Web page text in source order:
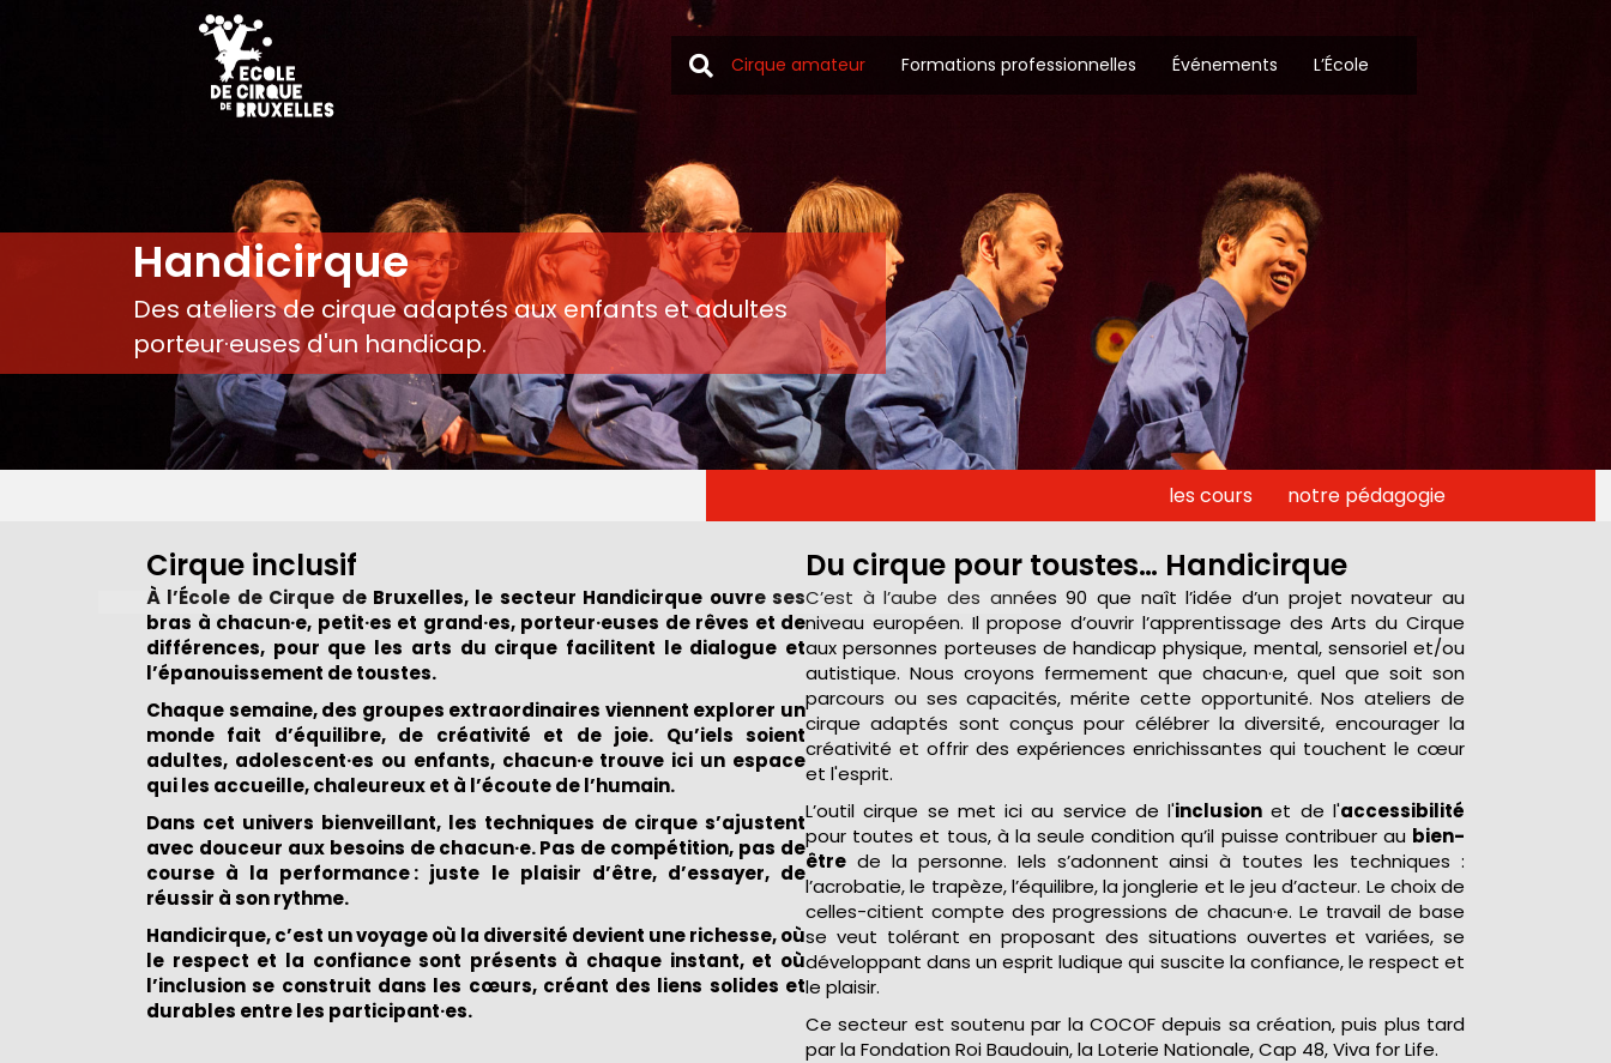
Cirque amateur Formations professionnelles Événements L’École
Handicirque
Des ateliers de cirque adaptés aux enfants et adultes
porteur·euses d'un handicap.
les cours notre pédagogie
Cirque inclusif
À l’École de Cirque de Bruxelles, le secteur Handicirque ouvre ses
bras à chacun·e, petit·es et grand·es, porteur·euses de rêves et de
différences, pour que les arts du cirque facilitent le dialogue et
l’épanouissement de toustes.
Chaque semaine, des groupes extraordinaires viennent explorer un
monde fait d’équilibre, de créativité et de joie. Qu’iels soient
adultes, adolescent·es ou enfants, chacun·e trouve ici un espace
qui les accueille, chaleureux et à l’écoute de l’humain.
Dans cet univers bienveillant, les techniques de cirque s’ajustent
avec douceur aux besoins de chacun·e. Pas de compétition, pas de
course à la performance : juste le plaisir d’être, d’essayer, de
réussir à son rythme.
Handicirque, c’est un voyage où la diversité devient une richesse, où
le respect et la confiance sont présents à chaque instant, et où
l’inclusion se construit dans les cœurs, créant des liens solides et
durables entre les participant·es.
Du cirque pour toustes… Handicirque
C’est à l’aube des années 90 que naît l’idée d’un projet novateur au
niveau européen. Il propose d’ouvrir l’apprentissage des Arts du Cirque
aux personnes porteuses de handicap physique, mental, sensoriel et/ou
autistique. Nous croyons fermement que chacun·e, quel que soit son
parcours ou ses capacités, mérite cette opportunité. Nos ateliers de
cirque adaptés sont conçus pour célébrer la diversité, encourager la
créativité et offrir des expériences enrichissantes qui touchent le cœur
et l'esprit.
L’outil cirque se met ici au service de l'inclusion et de l'accessibilité
pour toutes et tous, à la seule condition qu’il puisse contribuer au bien-
être de la personne. Iels s’adonnent ainsi à toutes les techniques :
l’acrobatie, le trapèze, l’équilibre, la jonglerie et le jeu d’acteur. Le choix de
celles-citient compte des progressions de chacun·e. Le travail de base
se veut tolérant en proposant des situations ouvertes et variées, se
développant dans un esprit ludique qui suscite la confiance, le respect et
le plaisir.
Ce secteur est soutenu par la COCOF depuis sa création, puis plus tard
par la Fondation Roi Baudouin, la Loterie Nationale, Cap 48, Viva for Life.